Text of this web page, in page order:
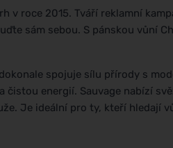
v roce 2015. Tváří reklamní
sám sebou. S pánskou vůní
spojuje sílu přírody s
energií. Sauvage nabízí
Je ideální pro ty, kteří hledají